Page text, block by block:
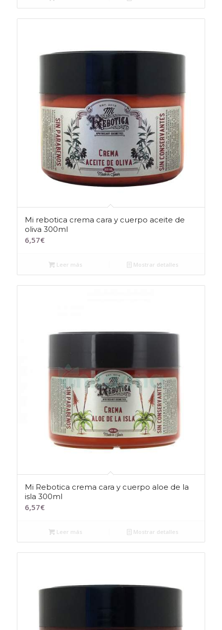
Mi rebotica crema cara y cuerpo aceite de
oliva 300ml
6,57€
Leer más Mostrar detalles
Mi Rebotica crema cara y cuerpo aloe de la
isla 300ml
6,57€
Leer más Mostrar detalles